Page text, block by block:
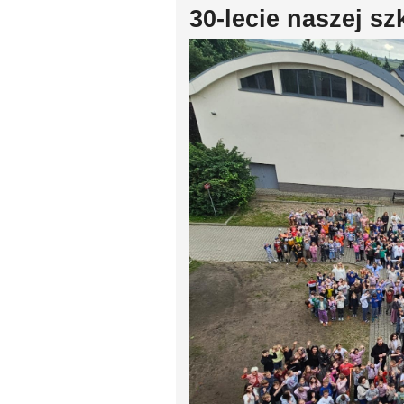
30-lecie naszej